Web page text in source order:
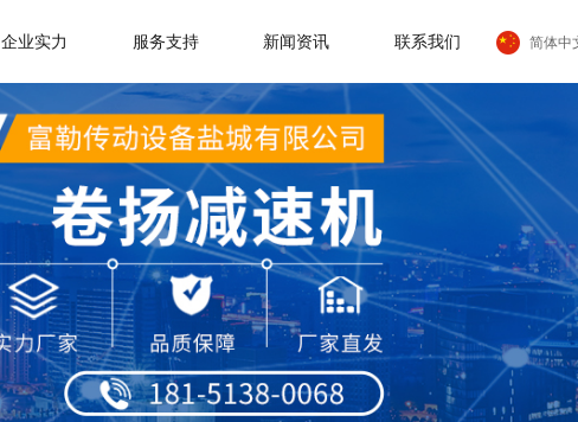
企业实力 服务支持 新闻资讯 联系我们 简体中